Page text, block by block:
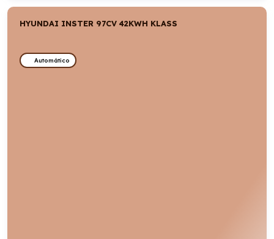
HYUNDAI INSTER 97CV 42KWH KLASS
Automático